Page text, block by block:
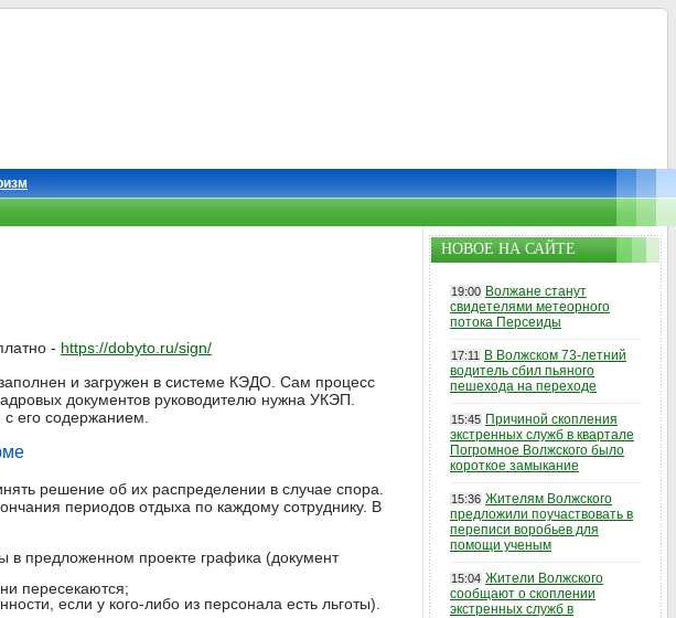
- https://dobyto.ru/sign/
заполнен и загружен в системе КЭДО. Сам процесс
документов руководителю нужна УКЭП.
его содержанием.
решение об их распределении в случае спора.
периодов отдыха по каждому сотруднику. В
в предложенном проекте графика (документ
пересекаются;
если у кого-либо из персонала есть льготы).
НОВОЕ НА САЙТЕ
19:00 Волжане станут
свидетелями метеорного
потока Персеиды
17:11
В Волжском 73-летний
водитель сбил пьяного
пешехода на переходе
15:45 Причиной скопления
экстренных служб в квартале
Погромное Волжского было
короткое замыкание
15:36 Жителям Волжского
предложили поучаствовать в
переписи воробьев для
помощи ученым
15:04 Жители Волжского
сообщают о скоплении
экстренных служб в